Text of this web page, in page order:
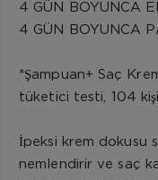
4 GÜN BOYUNCA
4 GÜN BOYUNCA
*Şampuan+ Saç
tüketici testi, 104 kişi
İpeksi krem dokusu
nemlendirir ve saç